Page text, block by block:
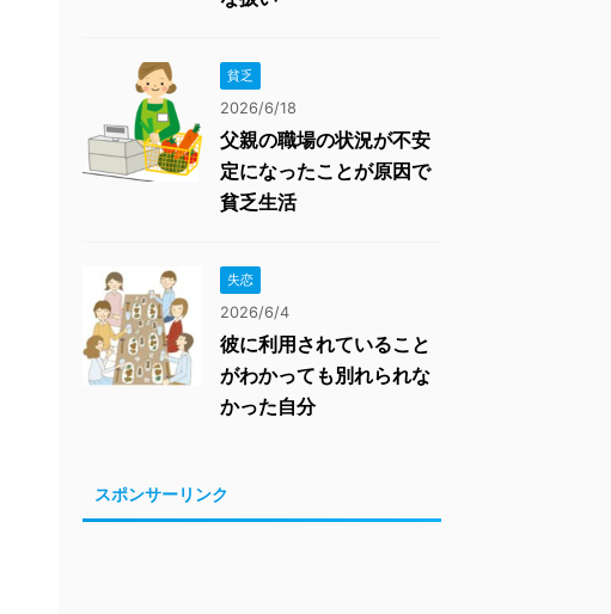
貧乏
2026/6/18
父親の職場の状況が不安
定になったことが原因で
貧乏生活
失恋
2026/6/4
彼に利用されていること
がわかっても別れられな
かった自分
スポンサーリンク